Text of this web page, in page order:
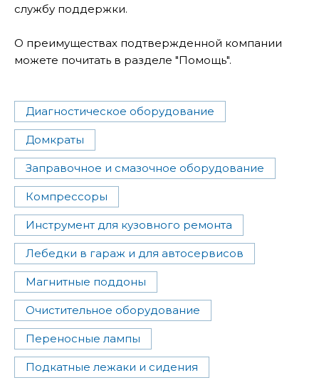
службу поддержки.
О преимуществах подтвержденной компании
можете почитать в разделе "Помощь".
Диагностическое оборудование
Домкраты
Заправочное и смазочное оборудование
Компрессоры
Инструмент для кузовного ремонта
Лебедки в гараж и для автосервисов
Магнитные поддоны
Очистительное оборудование
Переносные лампы
Подкатные лежаки и сидения